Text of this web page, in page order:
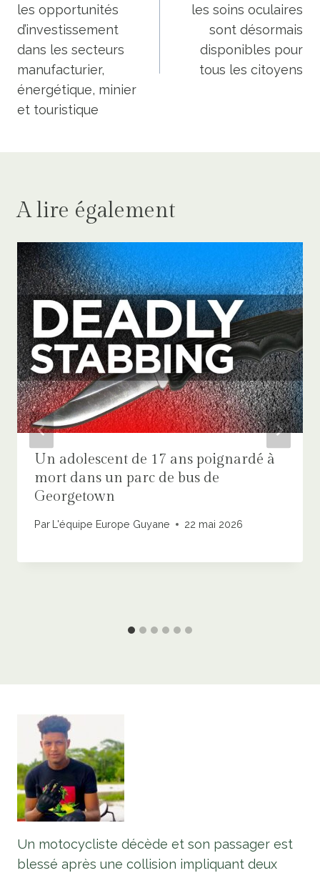
les opportunités
d’investissement
dans les secteurs
manufacturier,
énergétique, minier
et touristique
les soins oculaires
sont désormais
disponibles pour
tous les citoyens
A lire également
Un adolescent de 17 ans poignardé à
mort dans un parc de bus de
Georgetown
Par L'équipe Europe Guyane 22 mai 2026
Un motocycliste décède et son passager est
blessé après une collision impliquant deux